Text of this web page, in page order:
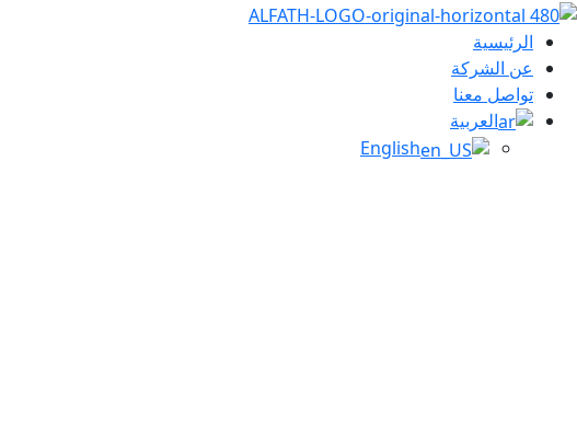
الرئيسية
عن الشركة
تواصل معنا
العربية
English